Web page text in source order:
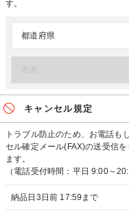
す。
キャンセル規定
トラブル防止のため、お電話も
セル確定メール(FAX)の送受信
ます。
（電話受付時間：平日 9:00～
納品日3日前 17:59まで